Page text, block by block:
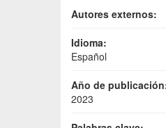
Autores externos:
Idioma:
Español
Año de
2023